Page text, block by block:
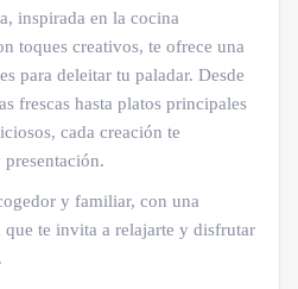
inspirada en la cocina
toques creativos, te ofrece una
para deleitar tu paladar. Desde
frescas hasta platos principales
cada creación te
y familiar, con una
te invita a relajarte y disfrutar